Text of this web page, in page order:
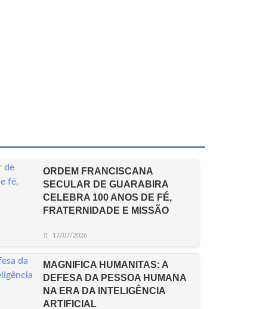
ORDEM FRANCISCANA
SECULAR DE GUARABIRA
CELEBRA 100 ANOS DE FÉ,
FRATERNIDADE E MISSÃO
17/07/2026
MAGNIFICA HUMANITAS: A
DEFESA DA PESSOA HUMANA
NA ERA DA INTELIGÊNCIA
ARTIFICIAL